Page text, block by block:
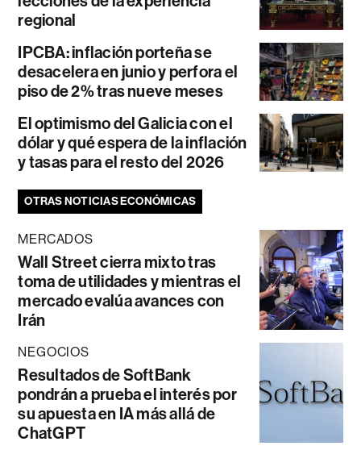
regional
IPCBA: inflación porteña se
desacelera en junio y perfora el
piso de 2% tras nueve meses
El optimismo del Galicia con el
dólar y qué espera de la inflación
y tasas para el resto del 2026
OTRAS NOTICIAS ECONÓMICAS
MERCADOS
Wall Street cierra mixto tras
toma de utilidades y mientras el
mercado evalúa avances con
Irán
NEGOCIOS
Resultados de SoftBank
pondrán a prueba el interés por
su apuesta en IA más allá de
ChatGPT